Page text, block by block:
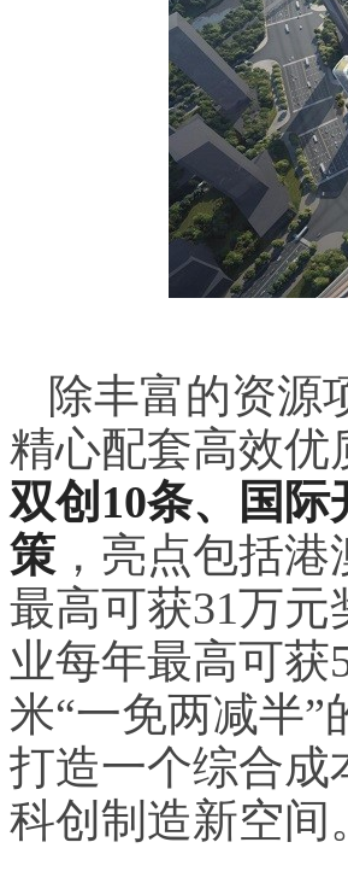
除丰富的资源
精心配套高效优
双创10条、国际
策 ，亮点包括
最高可获31万
业每年最高可获
米“一免两减半
打造一个综合成
科创制造新空间